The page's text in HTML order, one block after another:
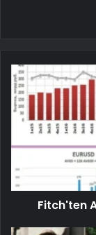
Fitch'ten